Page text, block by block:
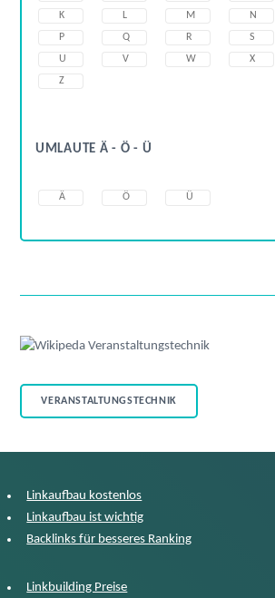
K
L M N
P
Q R S
U
V W X
Z
UMLAUTE Ä - Ö - Ü
Ä Ö Ü
VERANSTALTUNGSTECHNIK
Linkaufbau kostenlos
Linkaufbau ist wichtig
Backlinks für besseres Ranking
Linkbuilding Preise